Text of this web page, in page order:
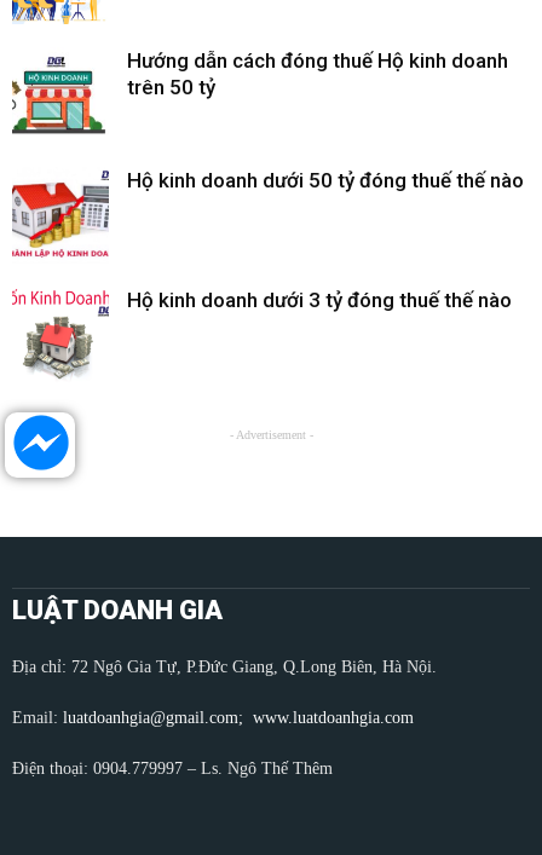
Hướng dẫn cách đóng thuế Hộ kinh doanh
trên 50 tỷ
Hộ kinh doanh dưới 50 tỷ đóng thuế thế nào
Hộ kinh doanh dưới 3 tỷ đóng thuế thế nào
- Advertisement -
LUẬT DOANH GIA
Địa chỉ: 72 Ngô Gia Tự, P.Đức Giang, Q.Long Biên, Hà Nội.
Email: luatdoanhgia@gmail.com; www.luatdoanhgia.com
Điện thoại: 0904.779997 – Ls. Ngô Thế Thêm